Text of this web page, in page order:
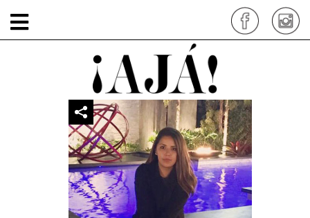
paola-zannier-deco
por: siteadmin